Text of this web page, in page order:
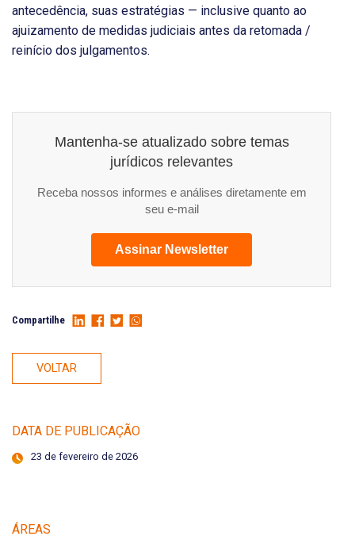
antecedência, suas estratégias — inclusive quanto ao
ajuizamento de medidas judiciais antes da retomada /
reinício dos julgamentos.
Mantenha-se atualizado sobre temas
jurídicos relevantes
Receba nossos informes e análises diretamente em
seu e-mail
Assinar Newsletter
Compartilhe
VOLTAR
DATA DE PUBLICAÇÃO
23 de fevereiro de 2026
ÁREAS